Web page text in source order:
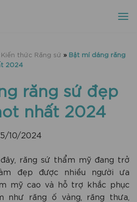
Kiến thức Răng sứ » Bật mí dáng răng
2024
răng sứ đẹp
nhất 2024
10/2024
răng sứ thẩm mỹ đang trở
đẹp được nhiều người ưa
mỹ cao và hỗ trợ khắc phục
như răng ố vàng, răng thưa,